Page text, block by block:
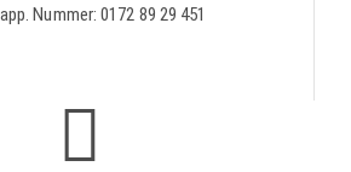
Nummer: 0172 89 29 451